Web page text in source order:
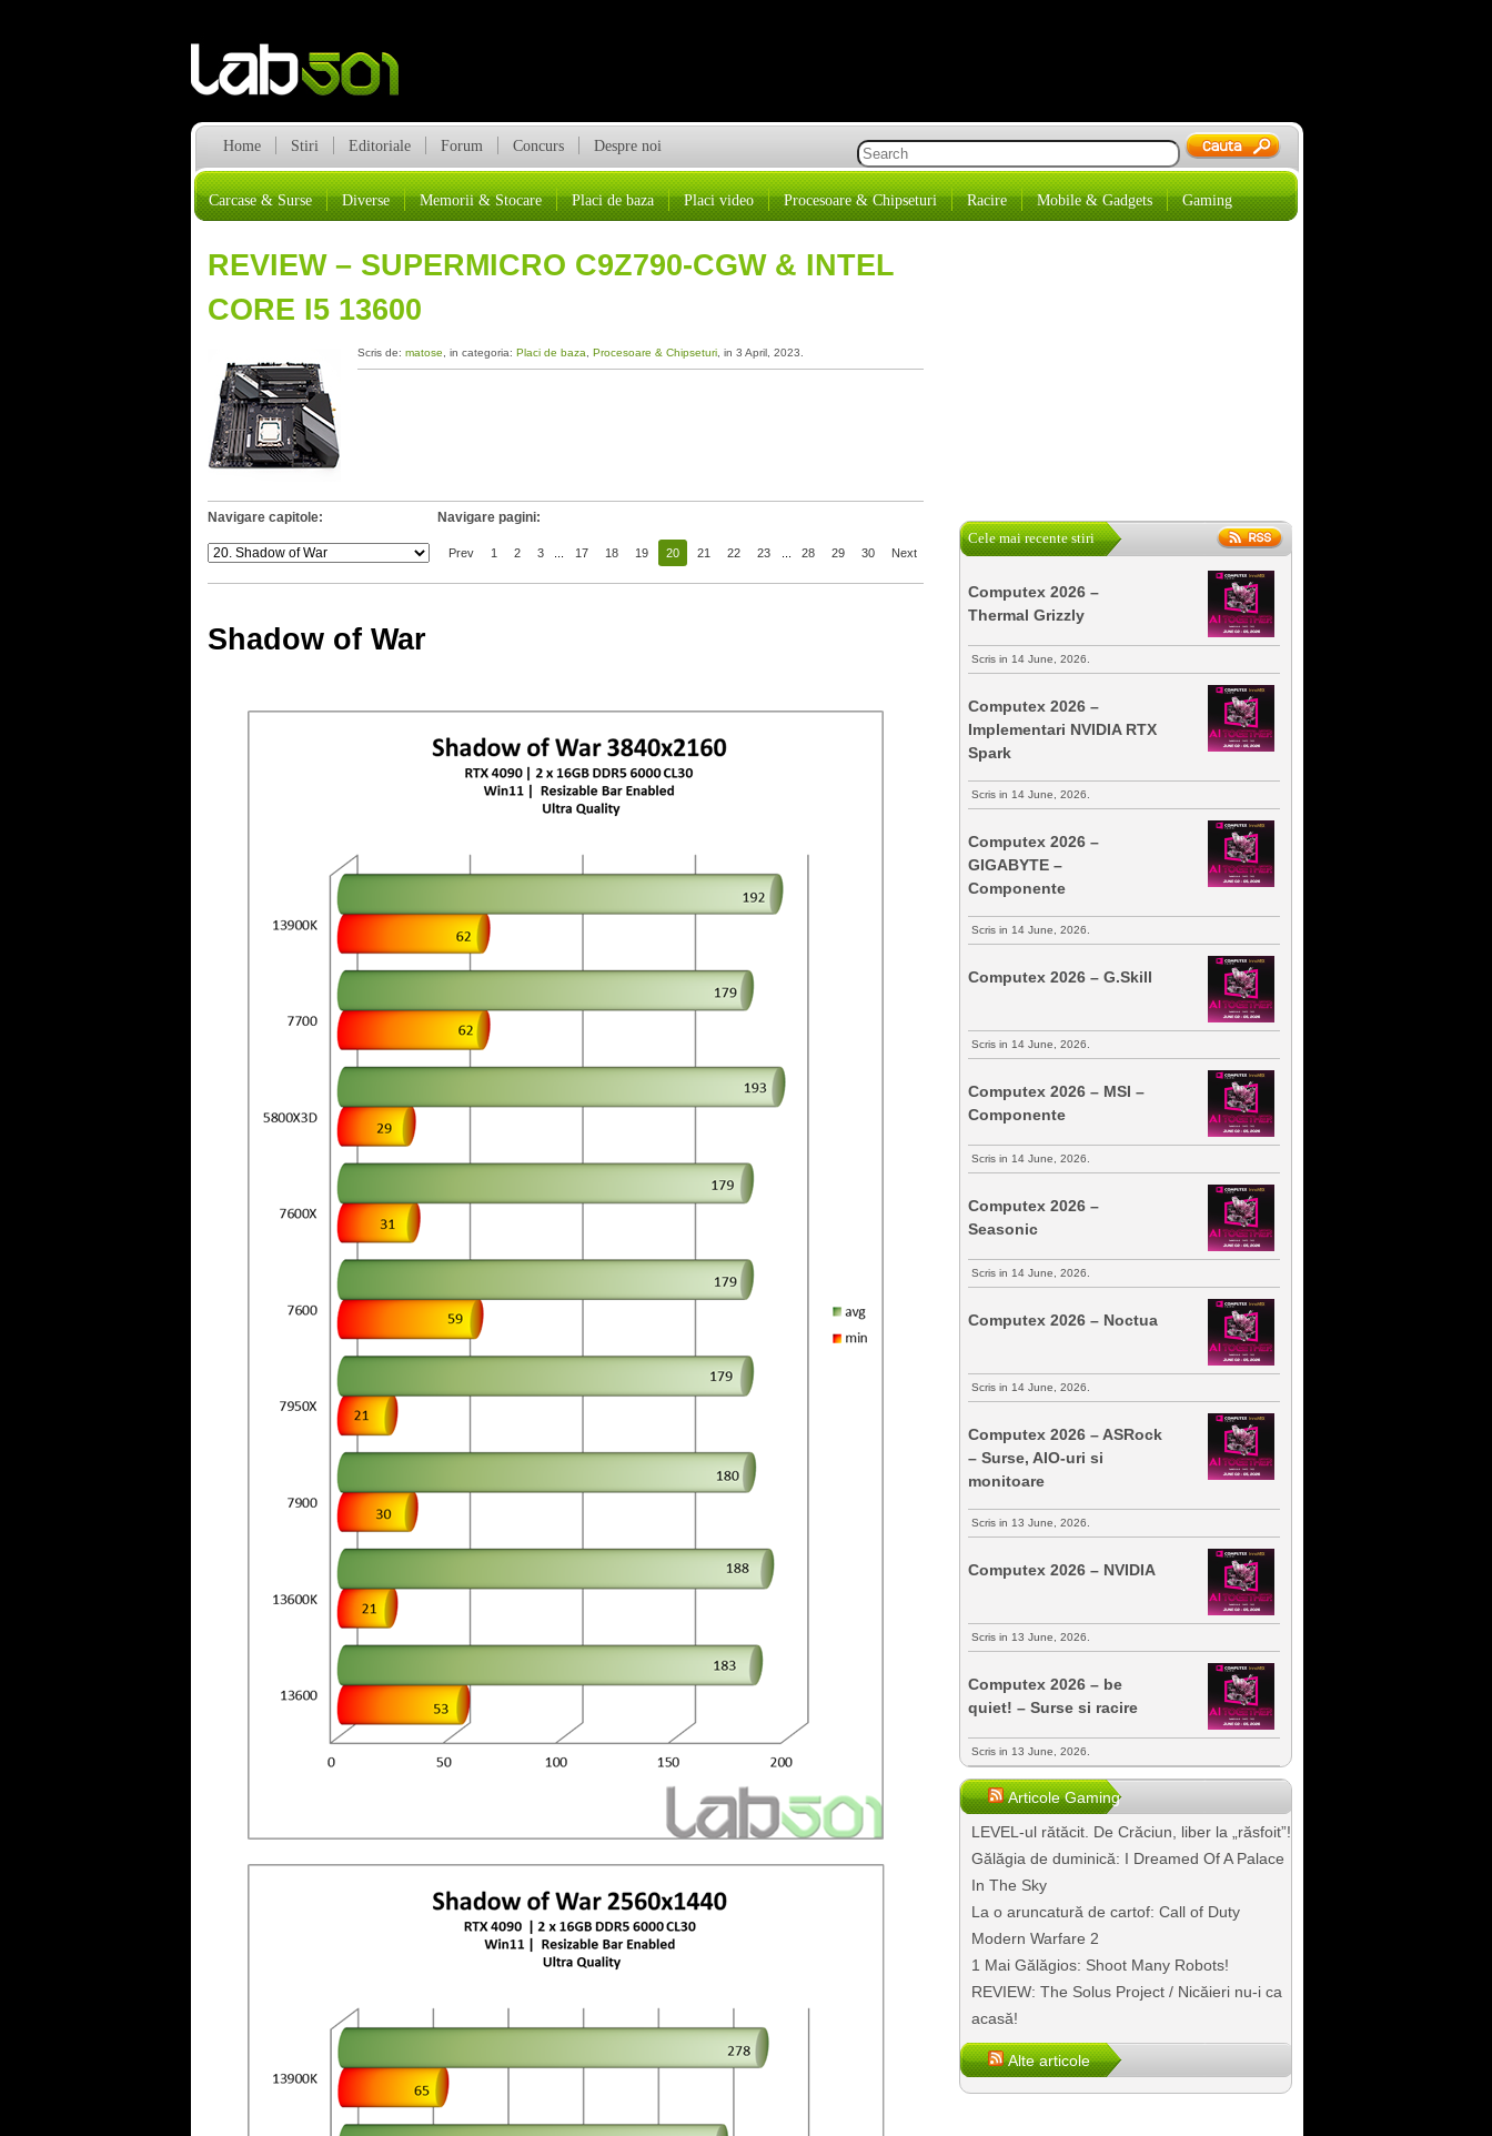
Home Stiri Editoriale Forum Concurs Despre noi
Carcase & Surse Diverse Memorii & Stocare Placi de baza Placi video Procesoare & Chipseturi Racire Mobile & Gadgets Gaming
REVIEW – SUPERMICRO C9Z790-CGW & INTEL
CORE I5 13600
Scris de: matose , in categoria: Placi de baza Procesoare & Chipseturi, in 3 April, 2023.
Navigare capitole: Navigare pagini:
Prev 1 2 3 17 18 19 20 21 22 23 28 29 30 Next
Shadow of War
Cele mai recente stiri
Computex 2026 –
Thermal Grizzly
Scris in 14 June, 2026.
Computex 2026 –
Implementari NVIDIA RTX
Spark
Scris in 14 June, 2026.
Computex 2026 –
GIGABYTE –
Componente
Scris in 14 June, 2026.
Computex 2026 – G.Skill
Scris in 14 June, 2026.
Computex 2026 – MSI –
Componente
Scris in 14 June, 2026.
Computex 2026 –
Seasonic
Scris in 14 June, 2026.
Computex 2026 – Noctua
Scris in 14 June, 2026.
Computex 2026 – ASRock
– Surse, AIO-uri si
monitoare
Scris in 13 June, 2026.
Computex 2026 – NVIDIA
Scris in 13 June, 2026.
Computex 2026 – be
quiet! – Surse si racire
Scris in 13 June, 2026.
Articole Gaming
LEVEL-ul rătăcit. De Crăciun, liber la „răsfoit”!
Gălăgia de duminică: I Dreamed Of A Palace
In The Sky
La o aruncatură de cartof: Call of Duty
Modern Warfare 2
1 Mai Gălăgios: Shoot Many Robots!
REVIEW: The Solus Project / Nicăieri nu-i ca
acasă!
Alte articole